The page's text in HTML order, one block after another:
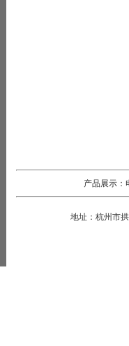
产品展示：
地址： 杭州市